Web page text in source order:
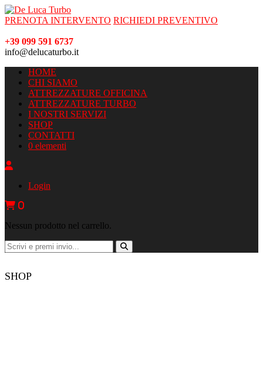
PRENOTA INTERVENTO RICHIEDI PREVENTIVO
+39 099 591 6737
info@delucaturbo.it
HOME
CHI SIAMO
ATTREZZATURE OFFICINA
ATTREZZATURE TURBO
I NOSTRI SERVIZI
SHOP
CONTATTI
0 elementi
Login
0
Nessun prodotto nel carrello.
SHOP